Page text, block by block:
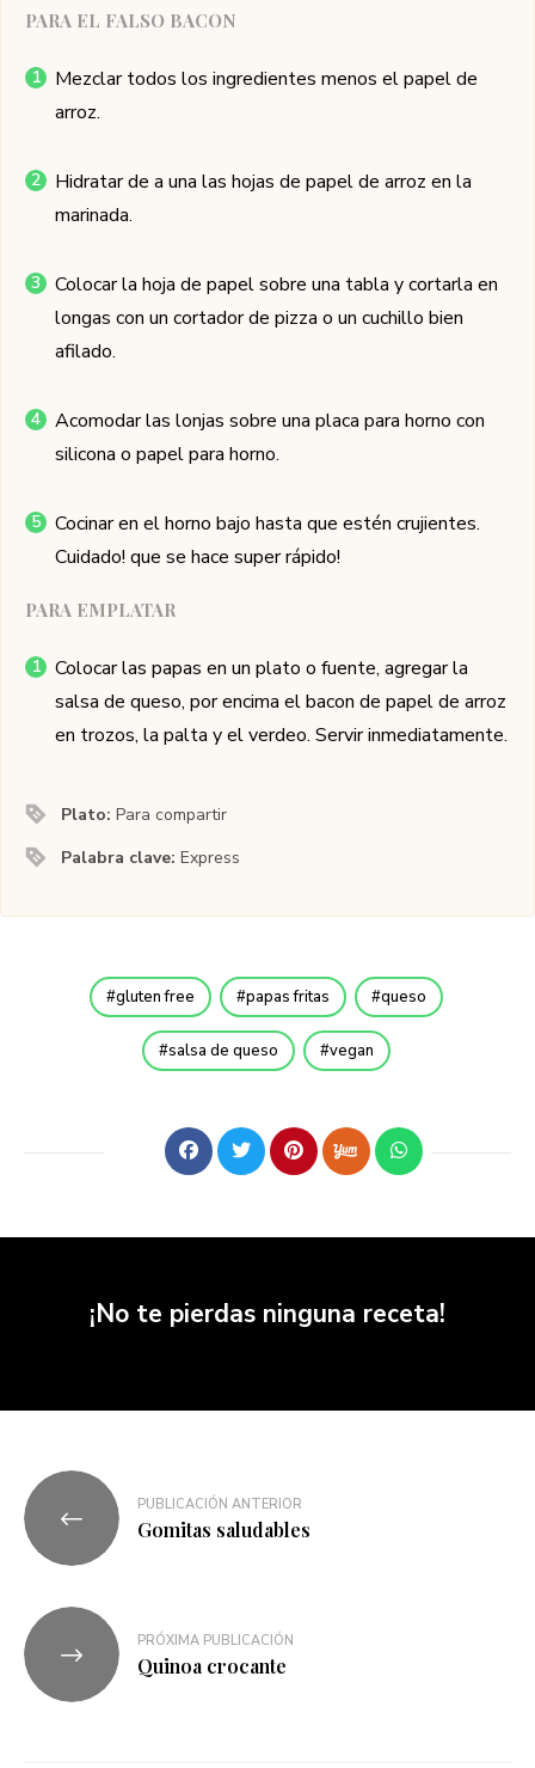
PARA EL FALSO BACON
Mezclar todos los ingredientes menos el papel de
arroz.
Hidratar de a una las hojas de papel de arroz en la
marinada.
Colocar la hoja de papel sobre una tabla y cortarla en
longas con un cortador de pizza o un cuchillo bien
afilado.
Acomodar las lonjas sobre una placa para horno con
silicona o papel para horno.
Cocinar en el horno bajo hasta que estén crujientes.
Cuidado! que se hace super rápido!
PARA EMPLATAR
Colocar las papas en un plato o fuente, agregar la
salsa de queso, por encima el bacon de papel de arroz
en trozos, la palta y el verdeo. Servir inmediatamente.
Plato:Para compartir
Palabra clave:Express
gluten free papas fritas queso
salsa de queso vegan
¡No te pierdas ninguna receta!
PUBLICACIÓN ANTERIOR
Gomitas saludables
PRÓXIMA PUBLICACIÓN
Quinoa crocante